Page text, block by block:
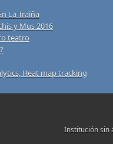
La Traiña
y Mus 2016
teatro
Institución sin